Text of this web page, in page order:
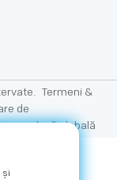
Termeni &
de
engleză globală
și